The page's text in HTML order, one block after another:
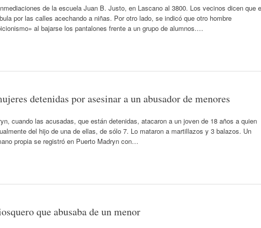
de la escuela Juan B. Justo, en Lascano al 3800. Los vecinos dicen que
por las calles acechando a niñas. Por otro lado, se indicó que otro hombre
al bajarse los pantalones frente a un grupo de alumnos.…
detenidas por asesinar a un abusador de menores
cuando las acusadas, que están detenidas, atacaron a un joven de 18 años a quien
del hijo de una de ellas, de sólo 7. Lo mataron a martillazos y 3 balazos. Un
propia se registró en Puerto Madryn con…
que abusaba de un menor